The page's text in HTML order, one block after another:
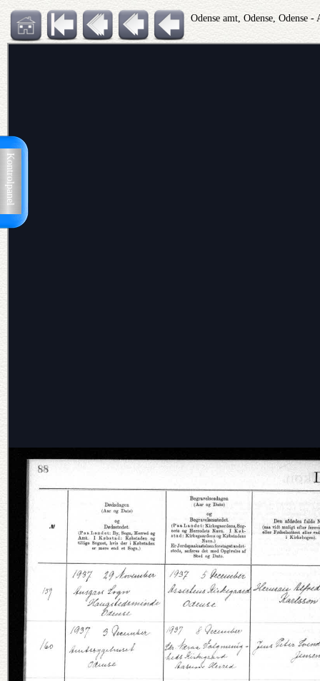
Kontrolpanel
Odense amt, Odense, Odense